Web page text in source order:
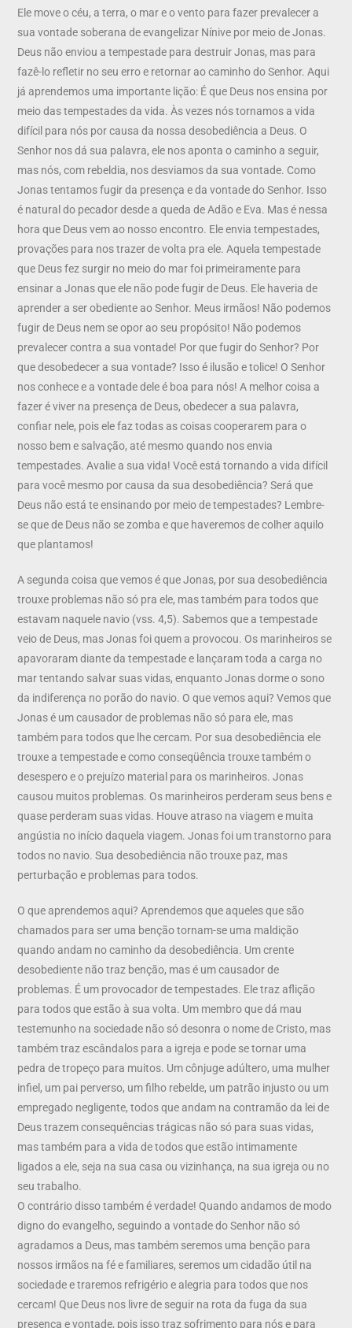
Ele move o céu, a terra, o mar e o vento para fazer prevalecer a
sua vontade soberana de evangelizar Nínive por meio de Jonas.
Deus não enviou a tempestade para destruir Jonas, mas para
fazê-lo refletir no seu erro e retornar ao caminho do Senhor. Aqui
já aprendemos uma importante lição: É que Deus nos ensina por
meio das tempestades da vida. Às vezes nós tornamos a vida
difícil para nós por causa da nossa desobediência a Deus. O
Senhor nos dá sua palavra, ele nos aponta o caminho a seguir,
mas nós, com rebeldia, nos desviamos da sua vontade. Como
Jonas tentamos fugir da presença e da vontade do Senhor. Isso
é natural do pecador desde a queda de Adão e Eva. Mas é nessa
hora que Deus vem ao nosso encontro. Ele envia tempestades,
provações para nos trazer de volta pra ele. Aquela tempestade
que Deus fez surgir no meio do mar foi primeiramente para
ensinar a Jonas que ele não pode fugir de Deus. Ele haveria de
aprender a ser obediente ao Senhor. Meus irmãos! Não podemos
fugir de Deus nem se opor ao seu propósito! Não podemos
prevalecer contra a sua vontade! Por que fugir do Senhor? Por
que desobedecer a sua vontade? Isso é ilusão e tolice! O Senhor
nos conhece e a vontade dele é boa para nós! A melhor coisa a
fazer é viver na presença de Deus, obedecer a sua palavra,
confiar nele, pois ele faz todas as coisas cooperarem para o
nosso bem e salvação, até mesmo quando nos envia
tempestades. Avalie a sua vida! Você está tornando a vida difícil
para você mesmo por causa da sua desobediência? Será que
Deus não está te ensinando por meio de tempestades? Lembre-
se que de Deus não se zomba e que haveremos de colher aquilo
que plantamos!
A segunda coisa que vemos é que Jonas, por sua desobediência
trouxe problemas não só pra ele, mas também para todos que
estavam naquele navio (vss. 4,5). Sabemos que a tempestade
veio de Deus, mas Jonas foi quem a provocou. Os marinheiros se
apavoraram diante da tempestade e lançaram toda a carga no
mar tentando salvar suas vidas, enquanto Jonas dorme o sono
da indiferença no porão do navio. O que vemos aqui? Vemos que
Jonas é um causador de problemas não só para ele, mas
também para todos que lhe cercam. Por sua desobediência ele
trouxe a tempestade e como conseqüência trouxe também o
desespero e o prejuízo material para os marinheiros. Jonas
causou muitos problemas. Os marinheiros perderam seus bens e
quase perderam suas vidas. Houve atraso na viagem e muita
angústia no início daquela viagem. Jonas foi um transtorno para
todos no navio. Sua desobediência não trouxe paz, mas
perturbação e problemas para todos.
O que aprendemos aqui? Aprendemos que aqueles que são
chamados para ser uma benção tornam-se uma maldição
quando andam no caminho da desobediência. Um crente
desobediente não traz benção, mas é um causador de
problemas. É um provocador de tempestades. Ele traz aflição
para todos que estão à sua volta. Um membro que dá mau
testemunho na sociedade não só desonra o nome de Cristo, mas
também traz escândalos para a igreja e pode se tornar uma
pedra de tropeço para muitos. Um cônjuge adúltero, uma mulher
infiel, um pai perverso, um filho rebelde, um patrão injusto ou um
empregado negligente, todos que andam na contramão da lei de
Deus trazem consequências trágicas não só para suas vidas,
mas também para a vida de todos que estão intimamente
ligados a ele, seja na sua casa ou vizinhança, na sua igreja ou no
seu trabalho.
O contrário disso também é verdade! Quando andamos de modo
digno do evangelho, seguindo a vontade do Senhor não só
agradamos a Deus, mas também seremos uma benção para
nossos irmãos na fé e familiares, seremos um cidadão útil na
sociedade e traremos refrigério e alegria para todos que nos
cercam! Que Deus nos livre de seguir na rota da fuga da sua
presença e vontade, pois isso traz sofrimento para nós e para